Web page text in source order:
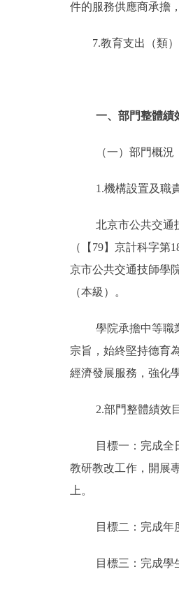
件的服務供應商承擔
7.教育支出（類
一、部門整體績
（一）部門概況
1.機構設置及職
北京市公共交通
（【79】京計科字
京市公共交通技師學
（本級）。
學院承擔中等職
宗旨，始終堅持德育
經濟發展服務，強化
2.部門整體績效
目標一：完成
教研教改工作，開展
上。
目標二：完成年
目標三：完成學